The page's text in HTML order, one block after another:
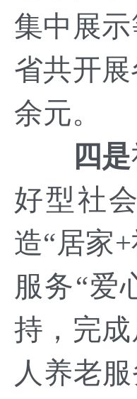
集中展
省共开
余元。
四是
好型社
造“居家
服务“爱
持，完
人养老